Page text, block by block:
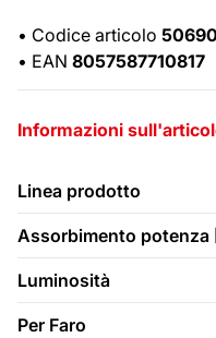
• Codice articolo
• EAN 8057587710817
Informazioni
Linea prodotto
Assorbimento potenza
Luminosità
Per Faro